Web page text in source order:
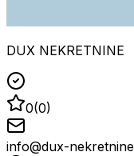
DUX NEKRETNINE
0(0)
info@dux-